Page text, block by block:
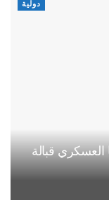
دولية
العسكري قبالة